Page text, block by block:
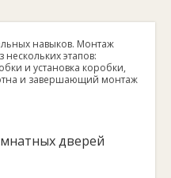
навыков. Монтаж
нескольких этапов:
и установка коробки,
и завершающий монтаж
дверей